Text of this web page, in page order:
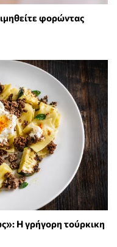
φορώντας
Η γρήγορη τούρκικη